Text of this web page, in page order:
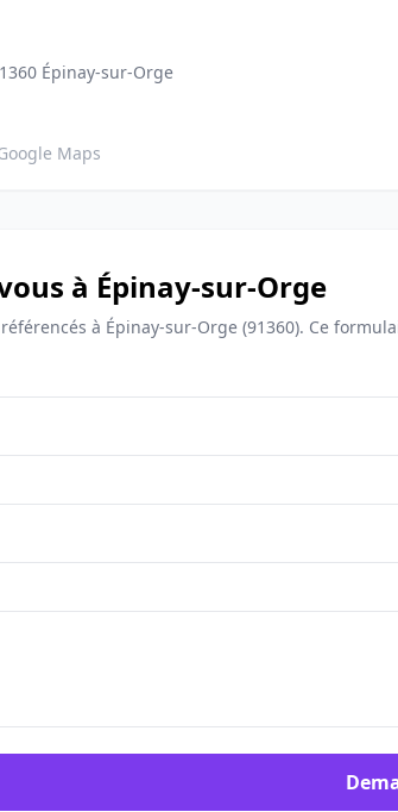
Épinay-sur-Orge
Maps
à Épinay-sur-Orge
à Épinay-sur-Orge (91360). Ce